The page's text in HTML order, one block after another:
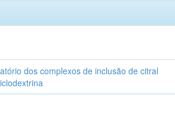
dos complexos de inclusão de citral